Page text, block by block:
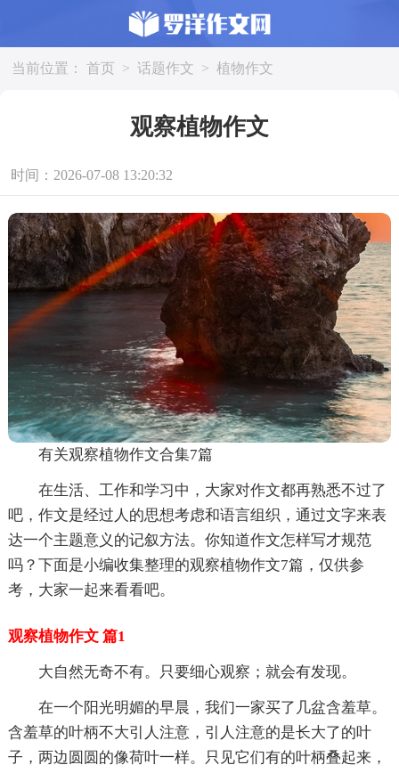
当前位置： 首页 > 话题作文 > 植物作文
观察植物作文
时间：2026-07-08 13:20:32
有关观察植物作文合集7篇
在生活、工作和学习中，大家对作文都再熟悉不过了
吧，作文是经过人的思想考虑和语言组织，通过文字来表
达一个主题意义的记叙方法。你知道作文怎样写才规范
吗？下面是小编收集整理的观察植物作文7篇，仅供参
考，大家一起来看看吧。
观察植物作文 篇1
大自然无奇不有。只要细心观察；就会有发现。
在一个阳光明媚的早晨，我们一家买了几盆含羞草。
含羞草的叶柄不大引人注意，引人注意的是长大了的叶
子，两边圆圆的像荷叶一样。只见它们有的叶柄叠起来，